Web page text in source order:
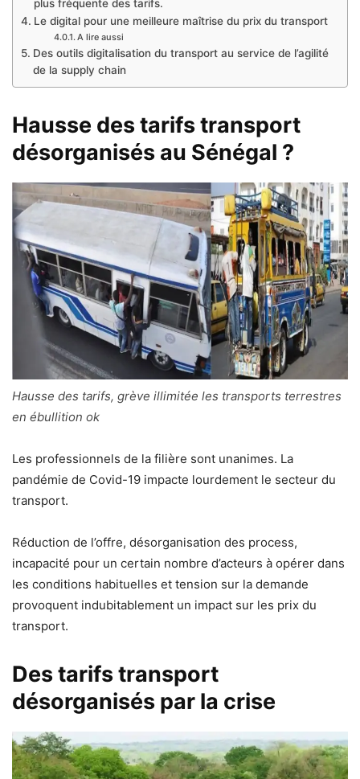
plus fréquente des tarifs.
Le digital pour une meilleure maîtrise du prix du transport
A lire aussi
Des outils digitalisation du transport au service de l’agilité
de la supply chain
Hausse des tarifs transport
désorganisés au Sénégal ?
Hausse des tarifs, grève illimitée les transports terrestres
en ébullition ok
Les professionnels de la filière sont unanimes. La
pandémie de Covid-19 impacte lourdement le secteur du
transport.
Réduction de l’offre, désorganisation des process,
incapacité pour un certain nombre d’acteurs à opérer dans
les conditions habituelles et tension sur la demande
provoquent indubitablement un impact sur les prix du
transport.
Des tarifs transport
désorganisés par la crise